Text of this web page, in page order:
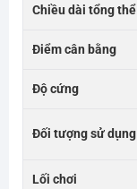
Chiều dài tổng thể
Điểm cân bằng
Độ cứng
Đối tượng sử dụng
Lối chơi